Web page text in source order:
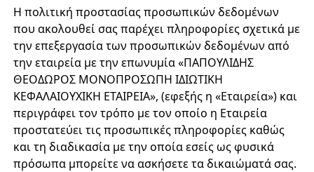
Η πολιτική προστασίας προσωπικών δεδομένων
που ακολουθεί σας παρέχει πληροφορίες σχετικά με
την επεξεργασία των προσωπικών δεδομένων από
την εταιρεία με την επωνυμία «ΠΑΠΟΥΛΙΔΗΣ
ΘΕΟΔΩΡΟΣ ΜΟΝΟΠΡΟΣΩΠΗ ΙΔΙΩΤΙΚΗ
ΚΕΦΑΛΑΙΟΥΧΙΚΗ ΕΤΑΙΡΕΙΑ», (εφεξής η «Εταιρεία») και
περιγράφει τον τρόπο με τον οποίο η Εταιρεία
προστατεύει τις προσωπικές πληροφορίες καθώς
και τη διαδικασία με την οποία εσείς ως φυσικά
πρόσωπα μπορείτε να ασκήσετε τα δικαιώματά σας.